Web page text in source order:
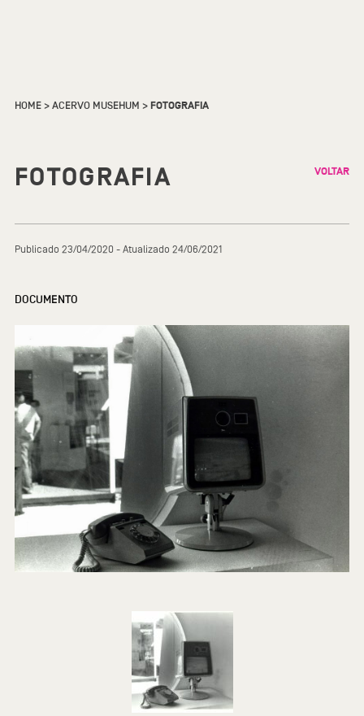
HOME>ACERVO MUSEHUM >FOTOGRAFIA
FOTOGRAFIA VOLTAR
Publicado 23/04/2020 - Atualizado 24/06/2021
DOCUMENTO